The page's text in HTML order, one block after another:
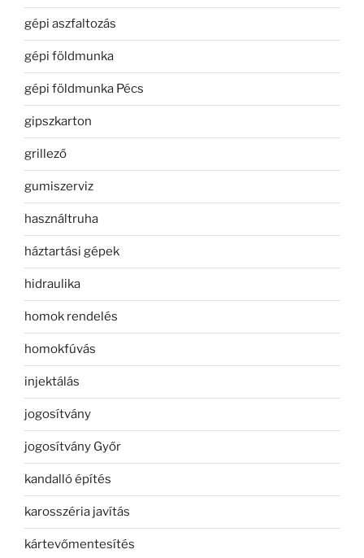
gépi aszfaltozás
gépi földmunka
gépi földmunka Pécs
gipszkarton
grillező
gumiszerviz
használtruha
háztartási gépek
hidraulika
homok rendelés
homokfúvás
injektálás
jogosítvány
jogosítvány Győr
kandalló építés
karosszéria javítás
kártevőmentesítés